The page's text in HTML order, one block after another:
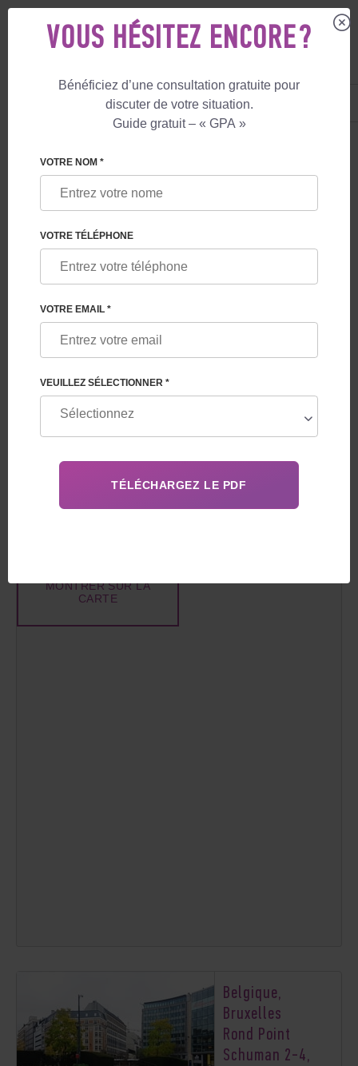
+33 805 081 801
CONTACTS
Londres
TÉLÉPHONE
info@feskov.com
De 10:00 à 16:00
MONTRER SUR LA
CARTE
Belgique,
Bruxelles
Rond Point
Schuman 2-4,
VOUS HÉSITEZ ENCORE ?
Bénéficiez d’une consultation gratuite pour
discuter de votre situation.
Guide gratuit – « GPA »
VOTRE NOM *
VOTRE TÉLÉPHONE
VOTRE EMAIL *
VEUILLEZ SÉLECTIONNER *